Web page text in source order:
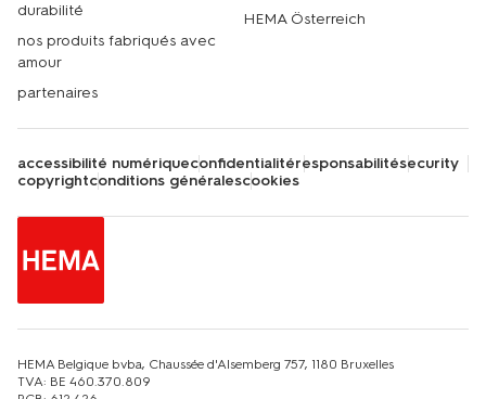
durabilité
nos produits fabriqués avec
amour
partenaires
HEMA Österreich
accessibilité numériqueconfidentialitéresponsabilitésecurity
copyrightconditions généralescookies
HEMA Belgique bvba, Chaussée d'Alsemberg 757, 1180 Bruxelles
TVA: BE 460.370.809